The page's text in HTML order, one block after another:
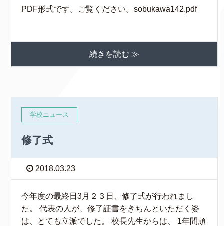
PDF形式です。ご覧ください。sobukawa142.pdf
続きを読む ≫
学校ニュース
修了式
2018.03.23
今年度の最終日3月２３日、修了式が行われまし
た。 代表の人が、修了証書をきちんといただく姿
は、とても立派でした。 校長先生からは、 1年間頑